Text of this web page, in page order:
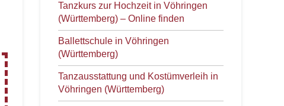
Tanzkurs zur Hochzeit in Vöhringen
(Württemberg) – Online finden
Ballettschule in Vöhringen
(Württemberg)
Tanzausstattung und Kostümverleih in
Vöhringen (Württemberg)